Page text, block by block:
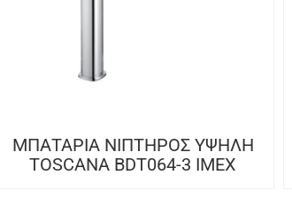
ΜΠΑΤΑΡΙΑ ΝΙΠΤΗΡΟΣ ΥΨΗΛΗ
TOSCANA BDT064-3 IMEX